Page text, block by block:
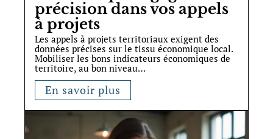
précision dans vos appels
à projets
Les appels à projets territoriaux exigent des
données précises sur le tissu économique local.
Mobiliser les bons indicateurs économiques de
territoire, au bon niveau…
En savoir plus